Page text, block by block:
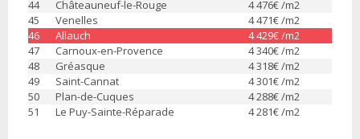
44
Châteauneuf-le-Rouge 4 476€ /m2
45
Venelles 4 471€ /m2
46
Allauch 4 429€ /m2
47
Carnoux-en-Provence 4 340€ /m2
48
Gréasque 4 318€ /m2
49
Saint-Cannat 4 301€ /m2
50
Plan-de-Cuques 4 288€ /m2
51
Le Puy-Sainte-Réparade 4 281€ /m2